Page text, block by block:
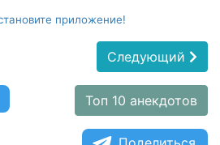
приложение!
Следующий
Топ 10 анекдотов